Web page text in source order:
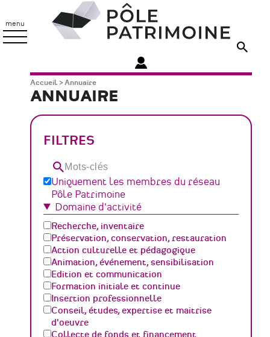
contenu
principal
menu
Patrimoine
Fil
d'Ariane
Accueil Annuaire
ANNUAIRE
FILTRES
Mots-
clésUniquement les membres du réseau
Pôle Patrimoine
Domaine d'activité
Recherche, inventaire
Préservation, conservation, restauration
Action culturelle et pédagogique
Animation, événement, sensibilisation
Edition et communication
Formation initiale et continue
Insertion professionnelle
Conseil, études, expertise et maitrise
d'oeuvre